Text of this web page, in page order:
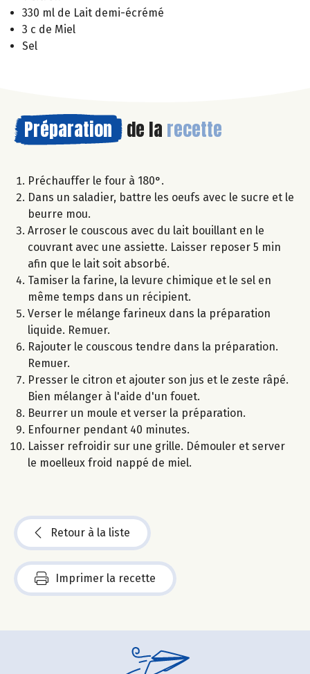
330 ml de Lait demi-écrémé
3 c de Miel
Sel
Préparation de la recette
Préchauffer le four à 180°.
Dans un saladier, battre les oeufs avec le sucre et le
beurre mou.
Arroser le couscous avec du lait bouillant en le
couvrant avec une assiette. Laisser reposer 5 min
afin que le lait soit absorbé.
Tamiser la farine, la levure chimique et le sel en
même temps dans un récipient.
Verser le mélange farineux dans la préparation
liquide. Remuer.
Rajouter le couscous tendre dans la préparation.
Remuer.
Presser le citron et ajouter son jus et le zeste râpé.
Bien mélanger à l'aide d'un fouet.
Beurrer un moule et verser la préparation.
Enfourner pendant 40 minutes.
Laisser refroidir sur une grille. Démouler et server
le moelleux froid nappé de miel.
Retour à la liste
Imprimer la recette